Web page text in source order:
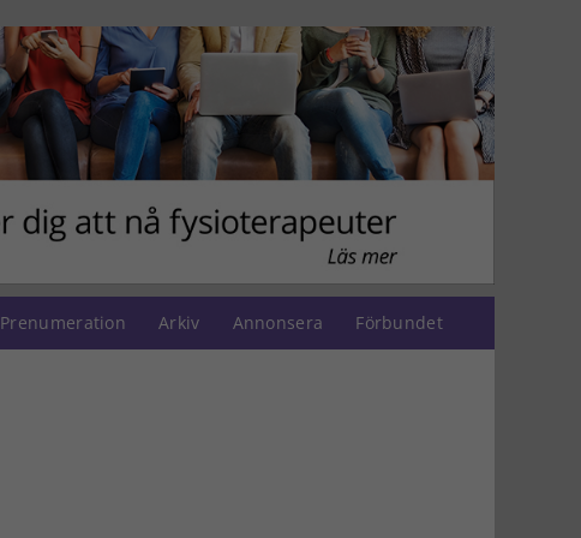
Prenumeration Arkiv Annonsera Förbundet